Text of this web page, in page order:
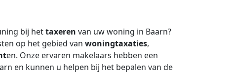
bij hettaxeren van uw woning in Baarn?
op het gebied van woningtaxaties,
en. Onze ervaren makelaars hebben een
en kunnen u helpen bij het bepalen van de